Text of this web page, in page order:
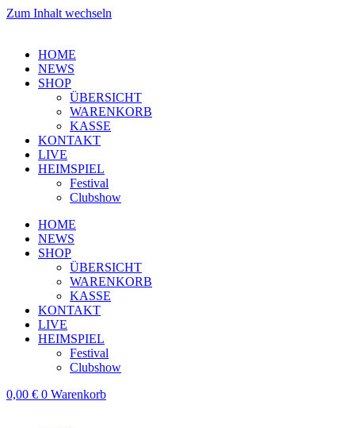
Zum Inhalt wechseln
HOME
NEWS
SHOP
ÜBERSICHT
WARENKORB
KASSE
KONTAKT
LIVE
HEIMSPIEL
Festival
Clubshow
HOME
NEWS
SHOP
ÜBERSICHT
WARENKORB
KASSE
KONTAKT
LIVE
HEIMSPIEL
Festival
Clubshow
0,00 € 0 Warenkorb